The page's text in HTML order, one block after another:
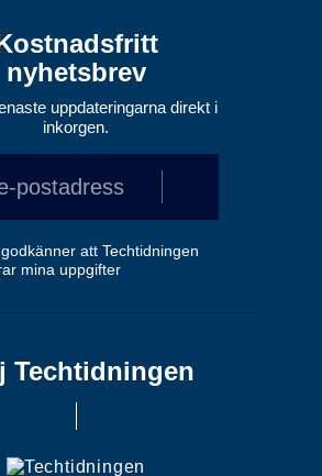
nyhetsbrev
uppdateringarna direkt i
inkorgen.
att Techtidningen
mina uppgifter
Techtidningen